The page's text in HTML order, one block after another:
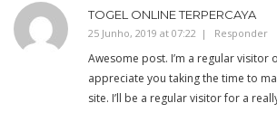
TOGEL ONLINE TERPERCAYA
25 Junho, 2019 at 07:22 Responder
Awesome post. I’m a regular visitor
appreciate you taking the time to
site. I’ll be a regular visitor for a